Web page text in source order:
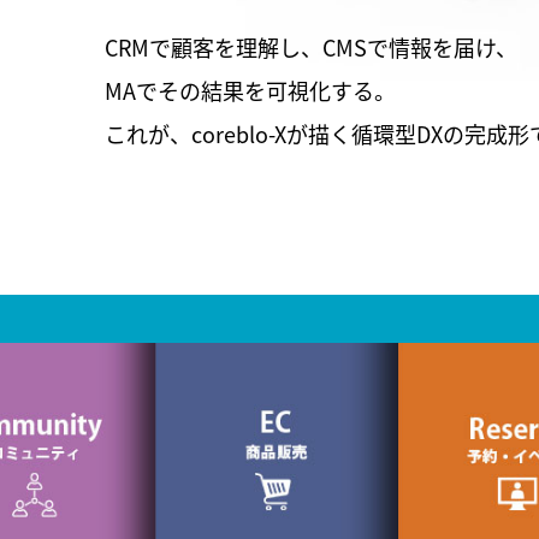
CRMで顧客を理解し、CMSで情報を届け、
MAでその結果を可視化する。
これが、coreblo-Xが描く循環型DXの完成形